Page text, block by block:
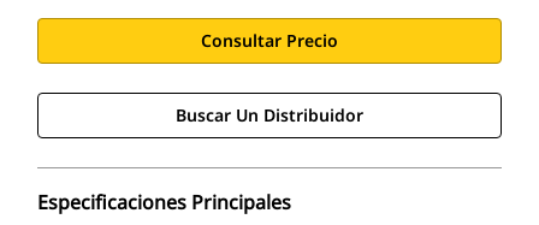
Consultar Precio
Buscar Un Distribuidor
Especificaciones Principales